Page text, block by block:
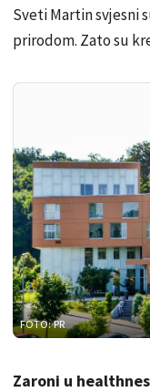
Sveti Martin svjesni
prirodom. Zato su
FOTO: PR
Zaroni u